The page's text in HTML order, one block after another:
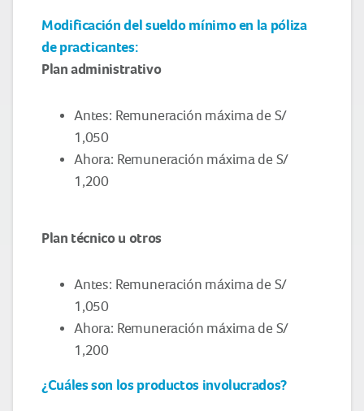
Modificación del sueldo mínimo en la póliza
de practicantes:
Plan administrativo
Antes: Remuneración máxima de S/
1,050
Ahora: Remuneración máxima de S/
1,200
Plan técnico u otros
Antes: Remuneración máxima de S/
1,050
Ahora: Remuneración máxima de S/
1,200
¿Cuáles son los productos involucrados?